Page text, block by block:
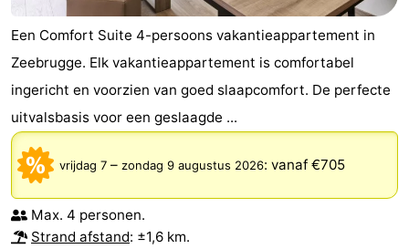
Een Comfort Suite 4-persoons vakantieappartement in
Zeebrugge. Elk vakantieappartement is comfortabel
ingericht en voorzien van goed slaapcomfort. De perfecte
uitvalsbasis voor een geslaagde ...
vrijdag 7 – zondag 9 augustus 2026: vanaf €705
Max. 4 personen.
Strand afstand: ±1,6 km.